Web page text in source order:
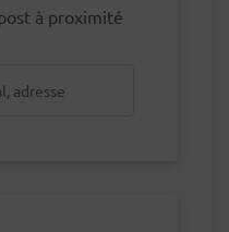
à proximité